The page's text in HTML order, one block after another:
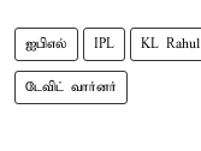
ஐபிஎல் IPL KL Rahul
டேவிட் வார்னர்